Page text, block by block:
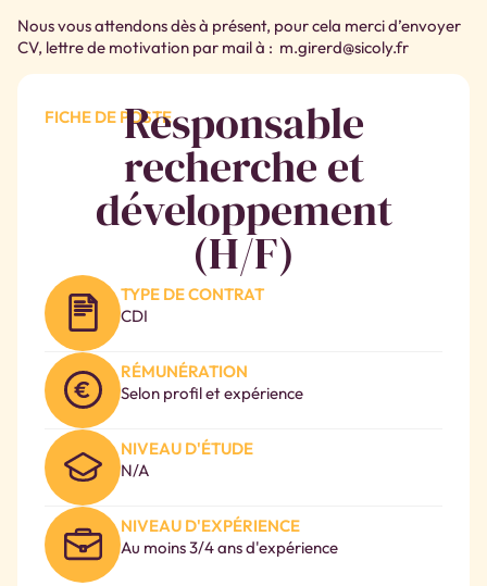
Nous vous attendons dès à présent, pour cela merci d’envoyer
CV, lettre de motivation par mail à : m.girerd@sicoly.fr
FICHE DE POSTEResponsable
recherche et
développement
(H/F)
TYPE DE CONTRAT
CDI
RÉMUNÉRATION
Selon profil et expérience
NIVEAU D'ÉTUDE
N/A
NIVEAU D'EXPÉRIENCE
Au moins 3/4 ans d'expérience